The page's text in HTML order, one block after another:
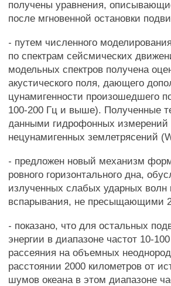
получены уравнения,
после мгновенной остановки
- путем численного
по спектрам сейсмических
модельных спектров получена
акустического поля, дающего
цунамигенности произошедшего
100-200 Гц и выше). Полученные
данными гидрофонных
нецунамигенных землетрясений
- предложен новый механизм
ровного горизонтального дна,
излученных слабых ударных
вспарывания, не пресыщающими
- показано, что для остальных
энергии в диапазоне частот 10-
рассеяния на объемных
расстоянии 2000 километров от
шумов океана в этом диапазоне